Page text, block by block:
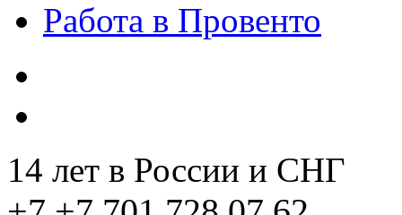
Работа в Провенто
14 лет в России и СНГ